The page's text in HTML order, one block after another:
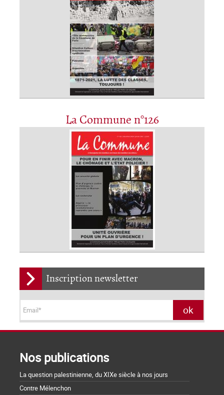
La Commune n°126
Inscription newsletter
Nos publications
La question palestinienne, du XIXe siècle à nos jours
Contre Mélenchon